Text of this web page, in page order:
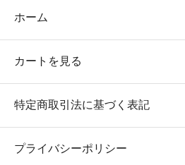
ホーム
カートを見る
特定商取引法に基づく表記
プライバシーポリシー